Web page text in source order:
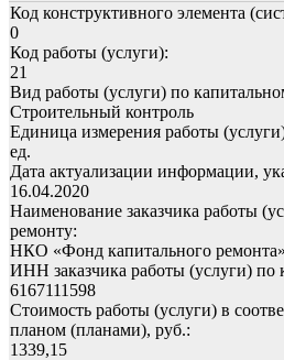
Код конструктивного элемента
0
Код работы (услуги):
21
Вид работы (услуги) по
Строительный контроль
Единица измерения работы
ед.
Дата актуализации информации,
16.04.2020
Наименование заказчика работы
ремонту:
НКО «Фонд капитального ремонта»
ИНН заказчика работы (услуги) по
6167111598
Стоимость работы (услуги) в
планом (планами), руб.:
1339,15